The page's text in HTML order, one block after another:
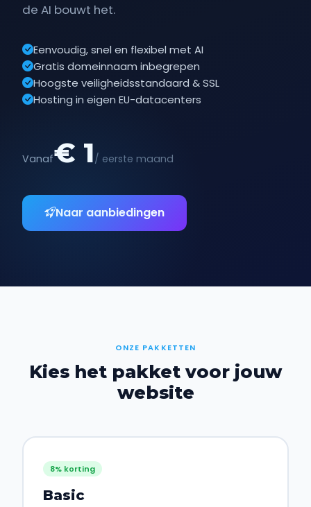
de AI bouwt het.
Eenvoudig, snel en flexibel met AI
Gratis domeinnaam inbegrepen
Hoogste veiligheidsstandaard & SSL
Hosting in eigen EU-datacenters
Vanaf€ 1/ eerste maand
Naar aanbiedingen
ONZE PAKKETTEN
Kies het pakket voor jouw
website
8% korting
Basic